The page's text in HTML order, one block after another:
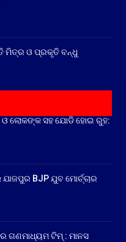
ମିତ୍ର ଓ ପ୍ରକୃତି ବନ୍ଧୁ
ଲୋକଙ୍କ ସହ ଯୋଡି ହୋଇ ରୁହ:
ଯାଜପୁର BJP ଯୁବ ମୋର୍ଚ୍ଚାର
ଗଣମାଧ୍ୟମ ଟିମ୍ : ମାନସ